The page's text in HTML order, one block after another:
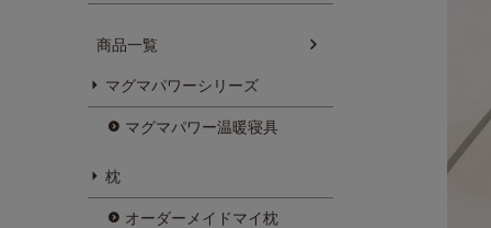
メンテナンス予約
商品一覧
マグマパワーシリーズ
マグマパワー温暖寝具
枕
オーダーメイドマイ枕